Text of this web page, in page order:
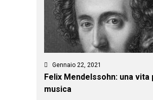
Gennaio 22, 2021
Felix Mendelssohn: una vita
musica